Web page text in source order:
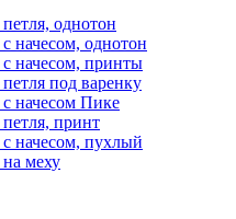
однотон
начесом, однотон
начесом, принты
под варенку
начесом Пике
принт
начесом, пухлый
меху